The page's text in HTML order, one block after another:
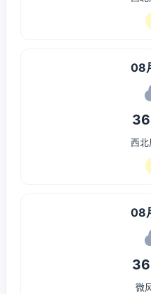
08
西北
08
微